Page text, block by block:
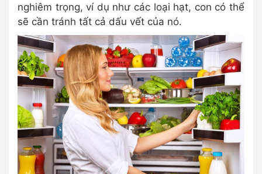
nghiêm trọng, ví dụ như các loại hạt, con có thể
sẽ cần tránh tất cả dấu vết của nó.